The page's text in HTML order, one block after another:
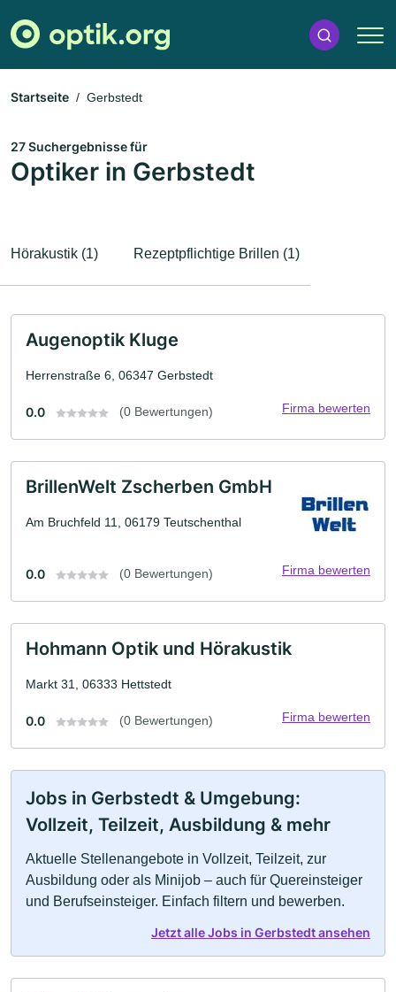
Startseite Gerbstedt
27 Suchergebnisse für
Optiker in Gerbstedt
Hörakustik (1) Rezeptpflichtige Brillen (1)
Augenoptik Kluge
Herrenstraße 6, 06347 Gerbstedt
0.0 (0 Bewertungen) Firma bewerten
BrillenWelt Zscherben GmbH
Am Bruchfeld 11, 06179 Teutschenthal
0.0 (0 Bewertungen) Firma bewerten
Hohmann Optik und Hörakustik
Markt 31, 06333 Hettstedt
0.0 (0 Bewertungen) Firma bewerten
Jobs in Gerbstedt & Umgebung:
Vollzeit, Teilzeit, Ausbildung & mehr
Aktuelle Stellenangebote in Vollzeit, Teilzeit, zur
Ausbildung oder als Minijob – auch für Quereinsteiger
und Berufseinsteiger. Einfach filtern und bewerben.
Jetzt alle Jobs in Gerbstedt ansehen